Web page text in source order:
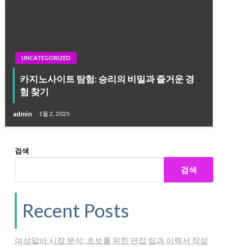
UNCATEGORIZED
카지노사이트 탐험: 승리의 비밀과 즐거운 경
험 찾기
admin 1월 2, 2025
검색
검색
Recent Posts
여성알바 시장 분석: 초보를 위한 면접 팁과 이력서 작성